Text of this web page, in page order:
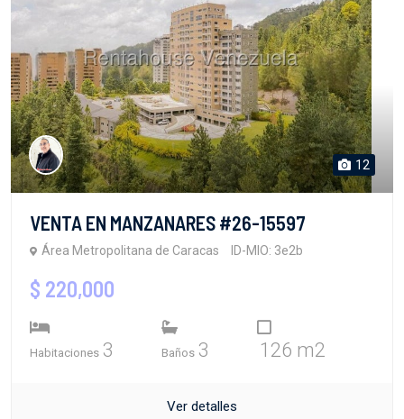
12
VENTA EN MANZANARES #26-15597
Área Metropolitana de Caracas ID-MIO: 3e2b
$ 220,000
Habitaciones 3 Baños 3 126 m2
Ver detalles